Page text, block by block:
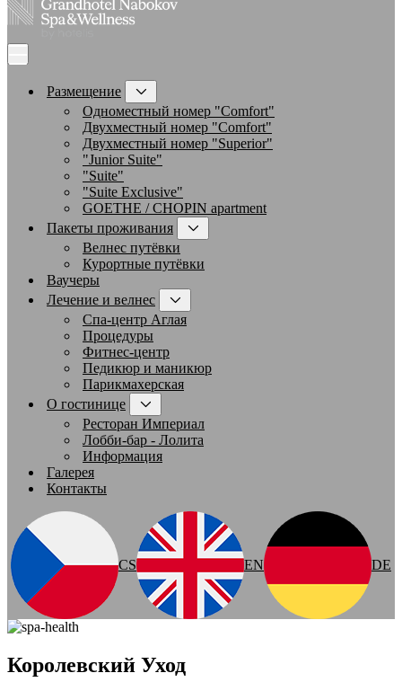
Размещение
Одноместный номер "Comfort"
Двухместный номер "Comfort"
Двухместный номер "Superior"
"Junior Suite"
"Suite"
"Suite Exclusive"
GOETHE / CHOPIN apartment
Пакеты проживания
Велнес путёвки
Курортные путёвки
Ваучеры
Лечение и велнес
Спа-центр Аглая
Процедуры
Фитнес-центр
Педикюр и маникюр
Парикмахерская
О гостинице
Ресторан Империал
Лобби-бар - Лолита
Информация
Галерея
Контакты
CS EN DE
Королевский Уход